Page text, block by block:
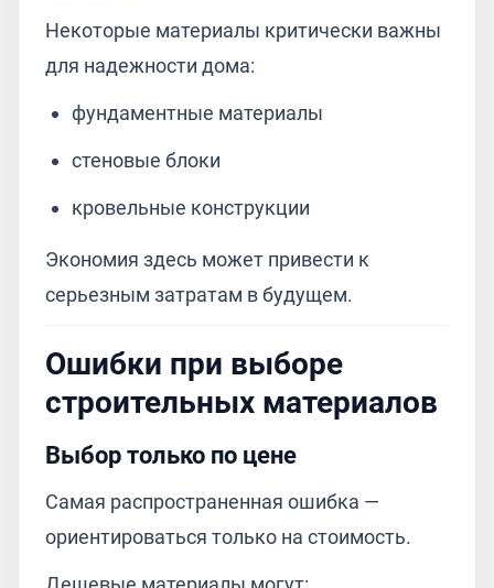
Некоторые материалы критически важны
для надежности дома:
фундаментные материалы
стеновые блоки
кровельные конструкции
Экономия здесь может привести к
серьезным затратам в будущем.
Ошибки при выборе
строительных материалов
Выбор только по цене
Самая распространенная ошибка —
ориентироваться только на стоимость.